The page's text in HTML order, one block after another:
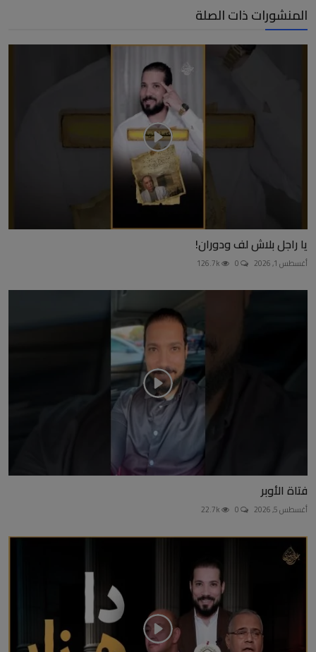
المنشورات ذات الصلة
يا راجل بلاش لف ودوران!
أغسطس 1, 2026
فتاة الأوبر
أغسطس 5, 2026